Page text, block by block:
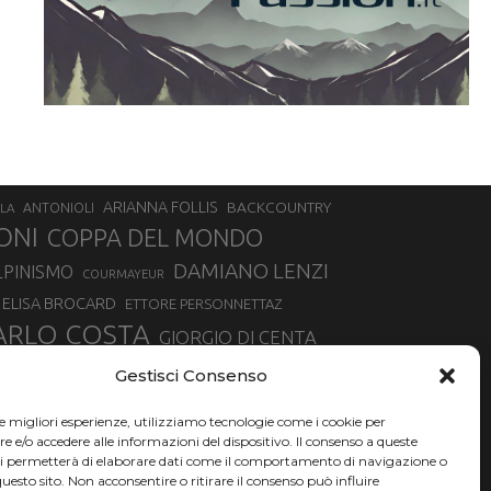
Gestisci Consenso
migliori esperienze, utilizziamo tecnologie come i cookie per
e/o accedere alle informazioni del dispositivo. Il consenso a queste
permetterà di elaborare dati come il comportamento di navigazione o
sito. Non acconsentire o ritirare il consenso può influire
ANTONIOLI ARIANNA FOLLIS
BACKCOUNTRY
COPPA DEL MONDO
COURMAYEUR DAMIANO LENZI
ELISA BROCARD ETTORE PERSONNETTAZ
COSTA GIORGIO DI CENTA
LUCA MATTEOTTI MADONNA DI CAMPIGLIO
NAZIONALE DI SCIALPINISMO NORVEGIA
PSL RAFFAELLA TEMPESTA